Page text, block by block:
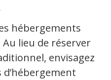
hébergements
lieu de réserver
envisagez